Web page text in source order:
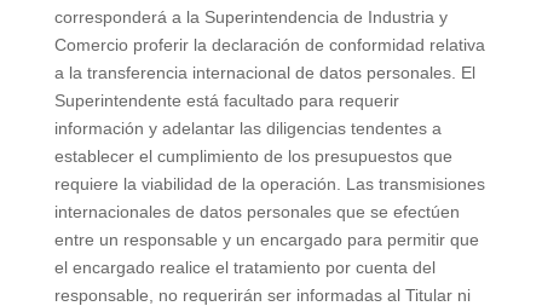
corresponderá a la Superintendencia de Industria y
Comercio proferir la declaración de conformidad relativa
a la transferencia internacional de datos personales. El
Superintendente está facultado para requerir
información y adelantar las diligencias tendentes a
establecer el cumplimiento de los presupuestos que
requiere la viabilidad de la operación. Las transmisiones
internacionales de datos personales que se efectúen
entre un responsable y un encargado para permitir que
el encargado realice el tratamiento por cuenta del
responsable, no requerirán ser informadas al Titular ni